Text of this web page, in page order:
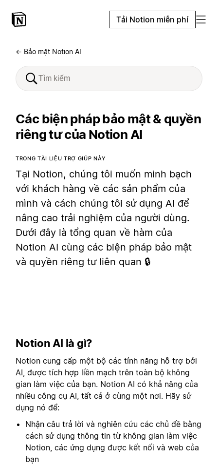
Tải Notion miễn phí
← Bảo mật Notion AI
Các biện pháp bảo mật & quyền
riêng tư của Notion AI
TRONG TÀI LIỆU TRỢ GIÚP NÀY
Tại Notion, chúng tôi muốn minh bạch
với khách hàng về các sản phẩm của
mình và cách chúng tôi sử dụng AI để
nâng cao trải nghiệm của người dùng.
Dưới đây là tổng quan về hàm của
Notion AI cùng các biện pháp bảo mật
và quyền riêng tư liên quan 🔒
Notion AI là gì?
Notion cung cấp một bộ các tính năng hỗ trợ bởi
AI, được tích hợp liền mạch trên toàn bộ không
gian làm việc của bạn. Notion AI có khả năng của
nhiều công cụ AI, tất cả ở cùng một nơi. Hãy sử
dụng nó để:
Nhận câu trả lời và nghiên cứu các chủ đề bằng
cách sử dụng thông tin từ không gian làm việc
Notion, các ứng dụng được kết nối và web của
bạn